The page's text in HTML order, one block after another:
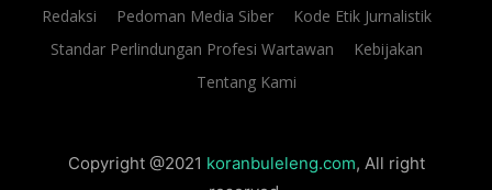
Redaksi Pedoman Media Siber
Kode Etik Jurnalistik
Standar Perlindungan Profesi Wartawan
Kebijakan
Tentang Kami
Copyright @2021 koranbuleleng.com, All right